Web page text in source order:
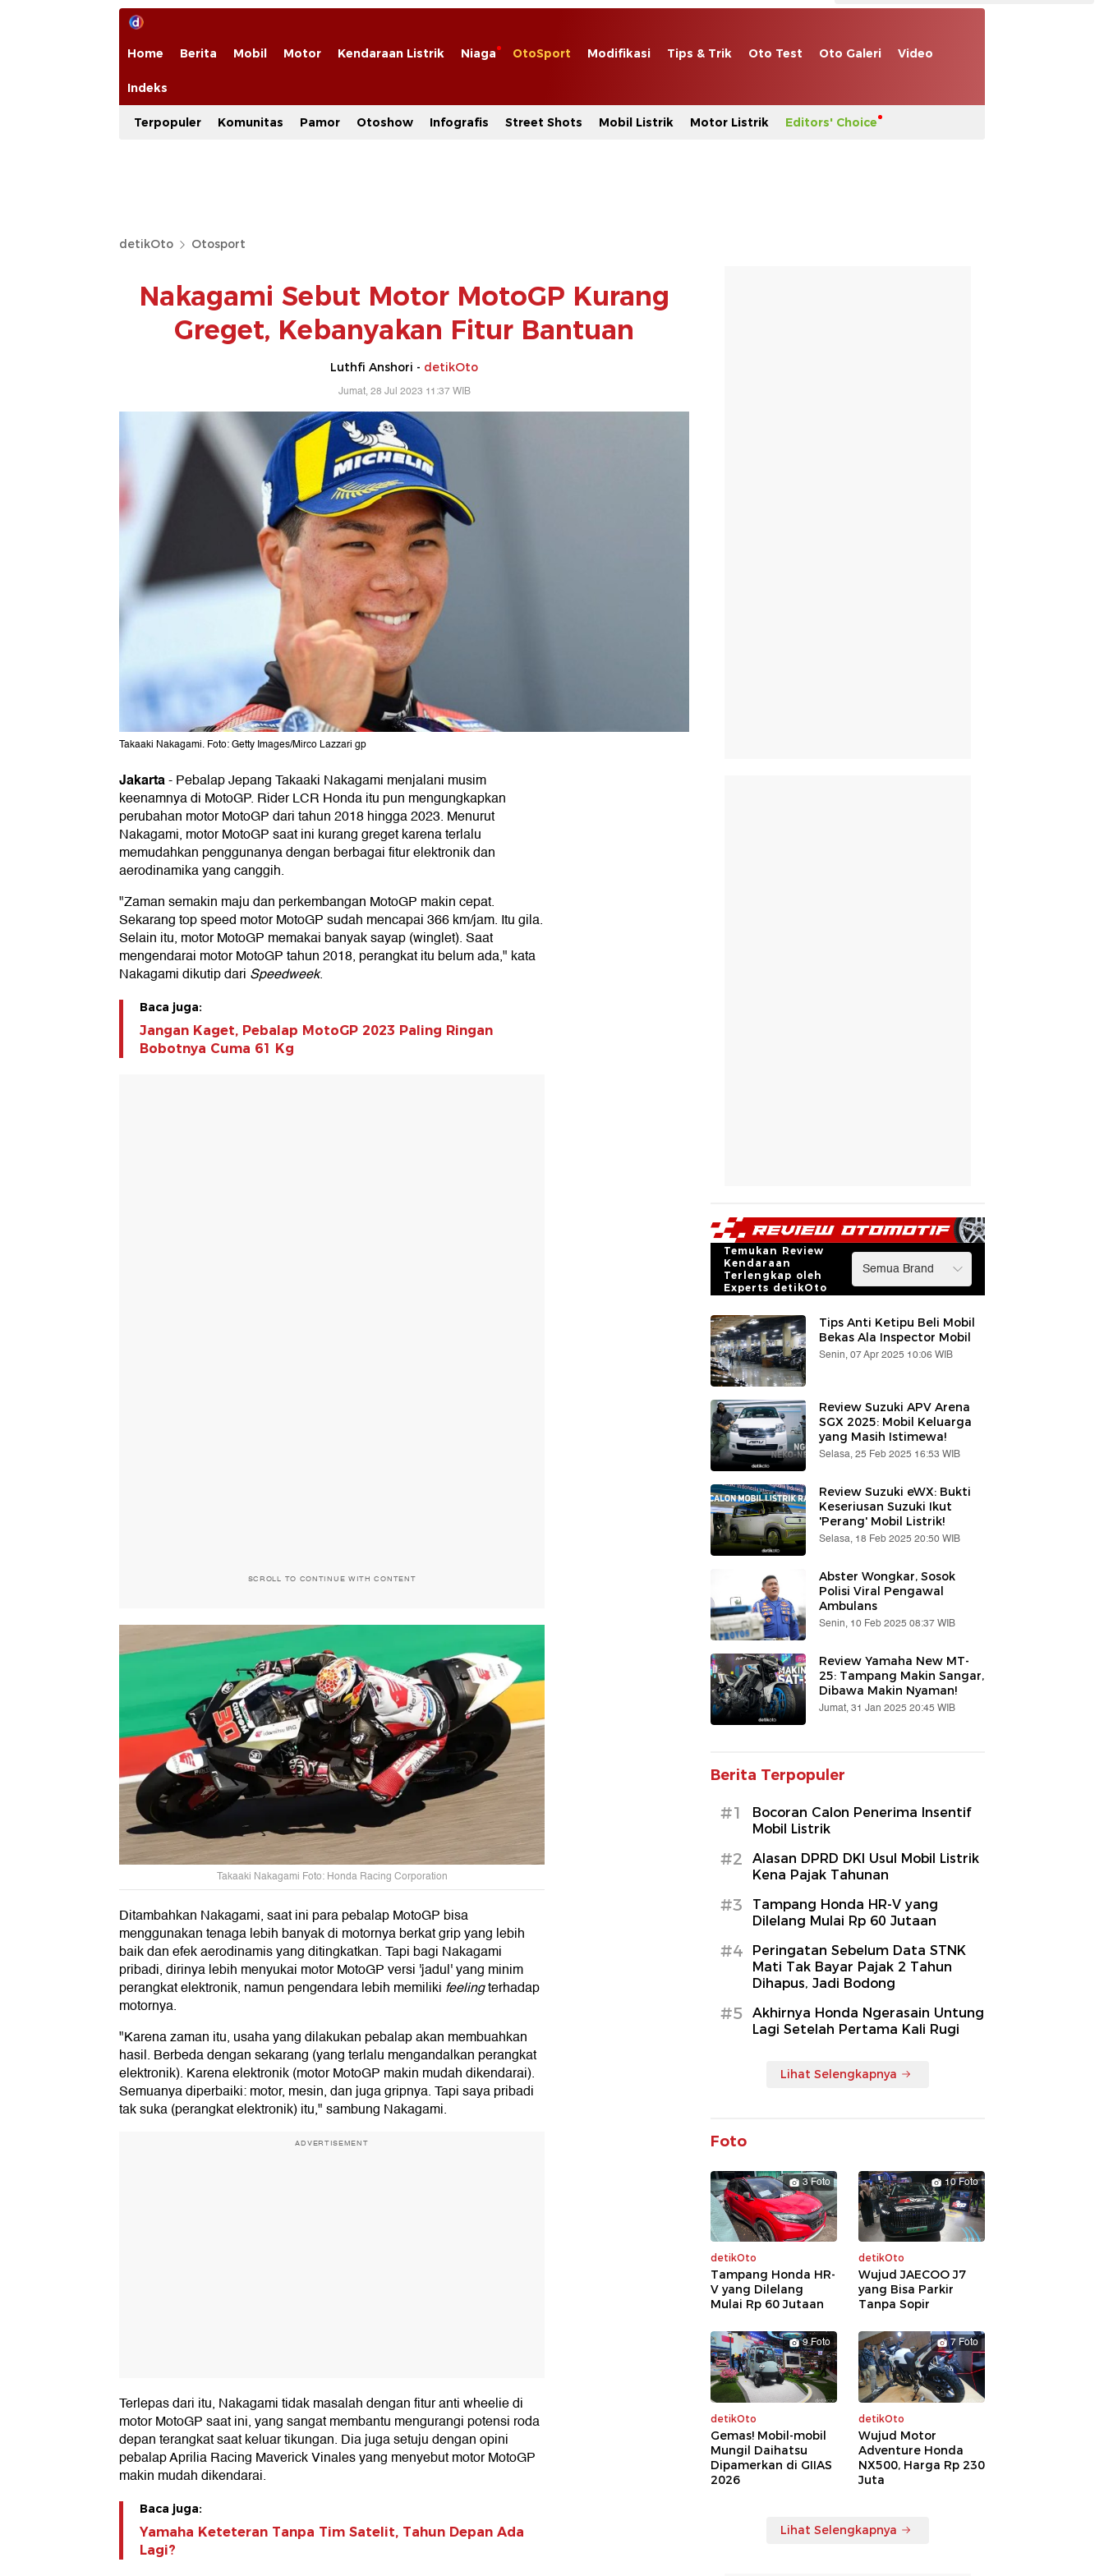
Home Berita Mobil Motor Kendaraan Listrik Niaga OtoSport Modifikasi Tips & Trik Oto Test Oto Galeri Video
Indeks
Terpopuler Komunitas Pamor Otoshow Infografis Street Shots Mobil Listrik Motor Listrik Editors' Choice
detikOto Otosport
Nakagami Sebut Motor MotoGP Kurang
Greget, Kebanyakan Fitur Bantuan
Luthfi Anshori - detikOto
Jumat, 28 Jul 2023 11:37 WIB
Takaaki Nakagami. Foto: Getty Images/Mirco Lazzari gp
Jakarta-Pebalap Jepang Takaaki Nakagami menjalani musim
keenamnya di MotoGP. Rider LCR Honda itu pun mengungkapkan
perubahan motor MotoGP dari tahun 2018 hingga 2023. Menurut
Nakagami, motor MotoGP saat ini kurang greget karena terlalu
memudahkan penggunanya dengan berbagai fitur elektronik dan
aerodinamika yang canggih.
"Zaman semakin maju dan perkembangan MotoGP makin cepat.
Sekarang top speed motor MotoGP sudah mencapai 366 km/jam. Itu gila.
Selain itu, motor MotoGP memakai banyak sayap (winglet). Saat
mengendarai motor MotoGP tahun 2018, perangkat itu belum ada," kata
Nakagami dikutip dari Speedweek.
Baca juga:
Jangan Kaget, Pebalap MotoGP 2023 Paling Ringan
Bobotnya Cuma 61 Kg
SCROLL TO CONTINUE WITH CONTENT
Takaaki Nakagami Foto: Honda Racing Corporation
Ditambahkan Nakagami, saat ini para pebalap MotoGP bisa
menggunakan tenaga lebih banyak di motornya berkat grip yang lebih
baik dan efek aerodinamis yang ditingkatkan. Tapi bagi Nakagami
pribadi, dirinya lebih menyukai motor MotoGP versi 'jadul' yang minim
perangkat elektronik, namun pengendara lebih memiliki feelingterhadap
motornya.
"Karena zaman itu, usaha yang dilakukan pebalap akan membuahkan
hasil. Berbeda dengan sekarang (yang terlalu mengandalkan perangkat
elektronik). Karena elektronik (motor MotoGP makin mudah dikendarai).
Semuanya diperbaiki: motor, mesin, dan juga gripnya. Tapi saya pribadi
tak suka (perangkat elektronik) itu," sambung Nakagami.
ADVERTISEMENT
Terlepas dari itu, Nakagami tidak masalah dengan fitur anti wheelie di
motor MotoGP saat ini, yang sangat membantu mengurangi potensi roda
depan terangkat saat keluar tikungan. Dia juga setuju dengan opini
pebalap Aprilia Racing Maverick Vinales yang menyebut motor MotoGP
makin mudah dikendarai.
Baca juga:
Yamaha Keteteran Tanpa Tim Satelit, Tahun Depan Ada
Lagi?
Temukan Review
Kendaraan
Terlengkap oleh
Experts detikOto
Tips Anti Ketipu Beli Mobil
Bekas Ala Inspector Mobil
Senin, 07 Apr 2025 10:06 WIB
Review Suzuki APV Arena
SGX 2025: Mobil Keluarga
yang Masih Istimewa!
Selasa, 25 Feb 2025 16:53 WIB
Review Suzuki eWX: Bukti
Keseriusan Suzuki Ikut
'Perang' Mobil Listrik!
Selasa, 18 Feb 2025 20:50 WIB
Abster Wongkar, Sosok
Polisi Viral Pengawal
Ambulans
Senin, 10 Feb 2025 08:37 WIB
Review Yamaha New MT-
25: Tampang Makin Sangar,
Dibawa Makin Nyaman!
Jumat, 31 Jan 2025 20:45 WIB
Berita Terpopuler
#1
Bocoran Calon Penerima Insentif
Mobil Listrik
#2
Alasan DPRD DKI Usul Mobil Listrik
Kena Pajak Tahunan
#3
Tampang Honda HR-V yang
Dilelang Mulai Rp 60 Jutaan
#4
Peringatan Sebelum Data STNK
Mati Tak Bayar Pajak 2 Tahun
Dihapus, Jadi Bodong
#5
Akhirnya Honda Ngerasain Untung
Lagi Setelah Pertama Kali Rugi
Lihat Selengkapnya
Foto
3 Foto
detikOto
Tampang Honda HR-
V yang Dilelang
Mulai Rp 60 Jutaan
10 Foto
detikOto
Wujud JAECOO J7
yang Bisa Parkir
Tanpa Sopir
9 Foto
detikOto
Gemas! Mobil-mobil
Mungil Daihatsu
Dipamerkan di GIIAS
2026
7 Foto
detikOto
Wujud Motor
Adventure Honda
NX500, Harga Rp 230
Juta
Lihat Selengkapnya